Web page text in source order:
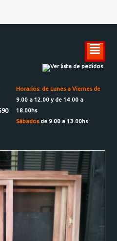
²
Ver lista de pedidos
Horarios: de Lunes a Viernes de
9.00 a 12.00 y de 14.00 a
18.00hs
Sábadosde 9.00 a 13.00hs